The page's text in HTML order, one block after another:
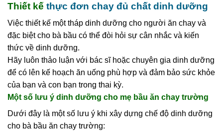
Thiết kế thực đơn chay đủ chất dinh dưỡng
Việc thiết kế một tháp dinh dưỡng cho người ăn chay và
đặc biệt cho bà bầu có thể đòi hỏi sự cân nhắc và kiến
thức về dinh dưỡng.
Hãy luôn thảo luận với bác sĩ hoặc chuyên gia dinh dưỡng
để có lên kế hoạch ăn uống phù hợp và đảm bảo sức khỏe
của bạn và con bạn trong thai kỳ.
Một số lưu ý dinh dưỡng cho mẹ bầu ăn chay trường
Dưới đây là một số lưu ý khi xây dựng chế độ dinh dưỡng
cho bà bầu ăn chay trường: